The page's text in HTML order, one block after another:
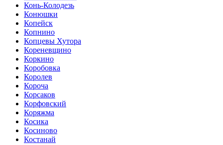
Конь-Колодезь
Конюшки
Копейск
Копнино
Копцевы Хутора
Кореневщино
Коркино
Коробовка
Королев
Короча
Корсаков
Корфовский
Коряжма
Косика
Косиново
Костанай